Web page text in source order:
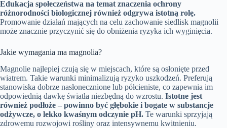
Edukacja społeczeństwa na temat znaczenia ochrony
różnorodności biologicznej również odgrywa istotną rolę.
Promowanie działań mających na celu zachowanie siedlisk magnolii
może znacznie przyczynić się do obniżenia ryzyka ich wyginięcia.
Jakie wymagania ma magnolia?
Magnolie najlepiej czują się w miejscach, które są osłonięte przed
wiatrem. Takie warunki minimalizują ryzyko uszkodzeń. Preferują
stanowiska dobrze nasłonecznione lub półcieniste, co zapewnia im
odpowiednią dawkę światła niezbędną do wzrostu. Istotne jest
również podłoże – powinno być głębokie i bogate w substancje
odżywcze, o lekko kwaśnym odczynie pH. Te warunki sprzyjają
zdrowemu rozwojowi rośliny oraz intensywnemu kwitnieniu.